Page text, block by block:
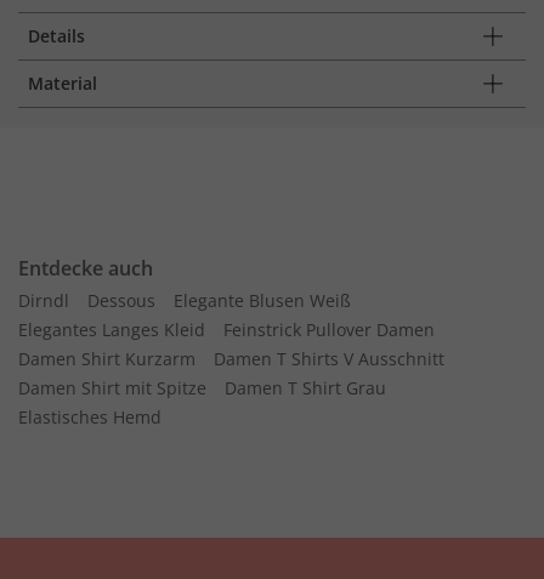
Details
Material
Entdecke auch
Dirndl Dessous
Elegante Blusen Weiß
Elegantes Langes Kleid
Feinstrick Pullover Damen
Damen Shirt Kurzarm
Damen T Shirts V Ausschnitt
Damen Shirt mit Spitze
Damen T Shirt Grau
Elastisches Hemd